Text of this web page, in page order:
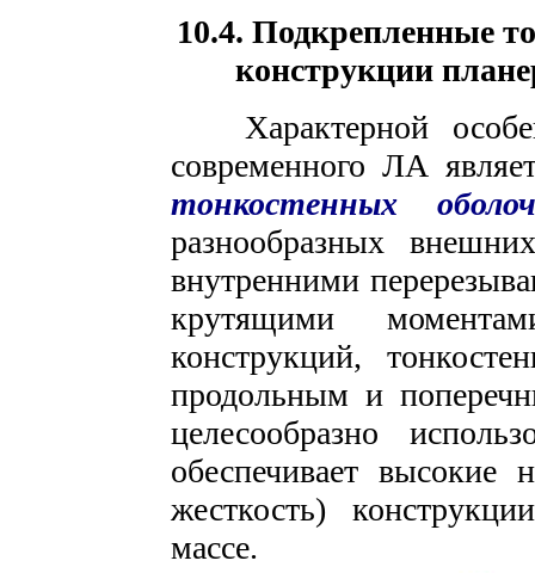
10.4. Подкрепленные
конструкции
Характерной
современного ЛА
тонкостенных
разнообразных
внутренними
крутящими
конструкций,
продольным и
целесообразно
обеспечивает высокие
жесткость)
массе.